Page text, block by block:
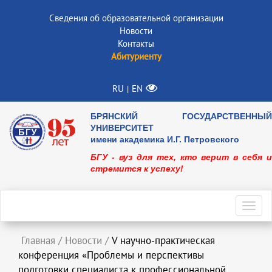
Сведения об образовательной организации
Новости
Контакты
Абитуриенту
RU | EN
БРЯНСКИЙ ГОСУДАРСТВЕННЫЙ
УНИВЕРСИТЕТ
имени академика И.Г. Петровского
БГУ - вуз для тех, кто верит в себя и
стремится к успеху!
Главная / Новости / V научно-практическая
конференция «Проблемы и перспективы